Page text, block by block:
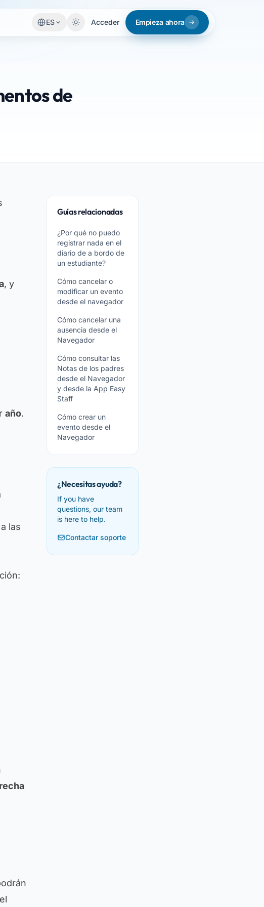
ES Acceder Empieza ahora
de
, y
año.
las
Guías relacionadas
¿Por qué no puedo
registrar nada en el
diario de a bordo de
un estudiante?
Cómo cancelar o
modificar un evento
desde el navegador
Cómo cancelar una
ausencia desde el
Navegador
Cómo consultar las
Notas de los padres
desde el Navegador
y desde la App Easy
Staff
Cómo crear un
evento desde el
Navegador
¿Necesitas ayuda?
If you have
questions, our team
is here to help.
Contactar soporte